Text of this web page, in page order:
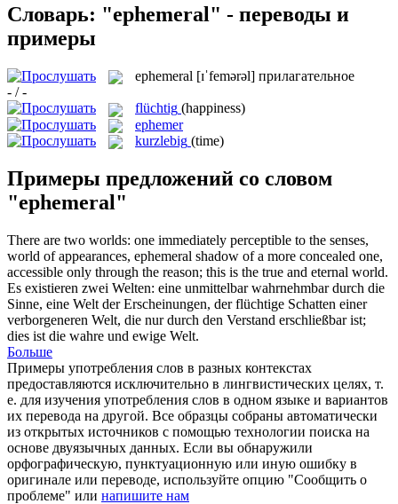
Словарь: "ephemeral" - переводы и
примеры
ephemeral [ɪˈfemərəl] прилагательное
- / -
flüchtig (happiness)
ephemer
kurzlebig (time)
Примеры предложений со словом
"ephemeral"
There are two worlds: one immediately perceptible to the senses,
world of appearances, ephemeral shadow of a more concealed one,
accessible only through the reason; this is the true and eternal world.
Es existieren zwei Welten: eine unmittelbar wahrnehmbar durch die
Sinne, eine Welt der Erscheinungen, derflüchtige Schatten einer
verborgeneren Welt, die nur durch den Verstand erschließbar ist;
dies ist die wahre und ewige Welt.
Больше
Примеры употребления слов в разных контекстах
предоставляются исключительно в лингвистических целях, т.
е. для изучения употребления слов в одном языке и вариантов
их перевода на другой. Все образцы собраны автоматически
из открытых источников с помощью технологии поиска на
основе двуязычных данных. Если вы обнаружили
орфографическую, пунктуационную или иную ошибку в
оригинале или переводе, используйте опцию "Сообщить о
проблеме" или напишите нам